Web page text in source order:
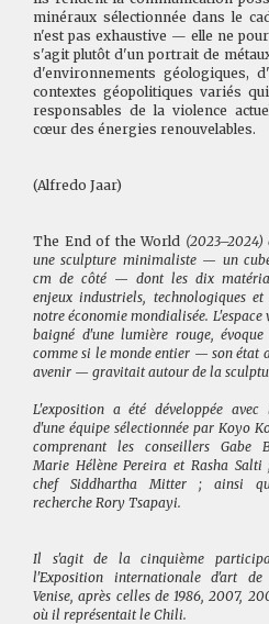
minéraux sélectionnée dans le
n'est pas exhaustive — elle ne
s'agit plutôt d'un portrait de
d'environnements géologiques,
contextes géopolitiques variés
responsables de la violence
cœur des énergies renouvelables.
(Alfredo Jaar)
The End of the World (2023–2024)
une sculpture minimaliste — un
cm de côté — dont les dix
enjeux industriels, technologiques
notre économie mondialisée. L'espace
baigné d'une lumière rouge, évoque
comme si le monde entier — son état
avenir — gravitait autour de la
L'exposition a été développée avec
d'une équipe sélectionnée par Koyo
comprenant les conseillers Gabe
Marie Hélène Pereira et Rasha
chef Siddhartha Mitter ; ainsi
recherche Rory Tsapayi.
Il s'agit de la cinquième
l'Exposition internationale d'art
Venise, après celles de 1986, 2007,
où il représentait le Chili.